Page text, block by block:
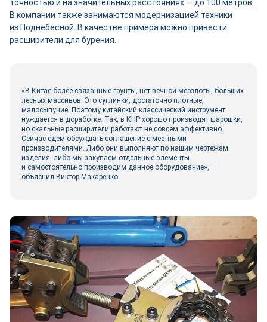
точностью и на значительных расстояниях — до 100 метров.
В компании также занимаются модернизацией техники
из Поднебесной. В качестве примера можно привести
расширители для бурения.
«В Китае более связанные грунты, нет вечной мерзлоты, больших
лесных массивов. Это суглинки, достаточно плотные,
малосыпучие. Поэтому китайский классический инструмент
нуждается в доработке. Так, в КНР хорошо производят шарошки,
но скальные расширители работают не совсем эффективно.
Сейчас едем обсуждать соглашение с местными
производителями. Либо они выполняют по нашим чертежам
изделия, либо мы закупаем отдельные элементы
и самостоятельно производим данное оборудование», —
объяснил Виктор Макаренко.